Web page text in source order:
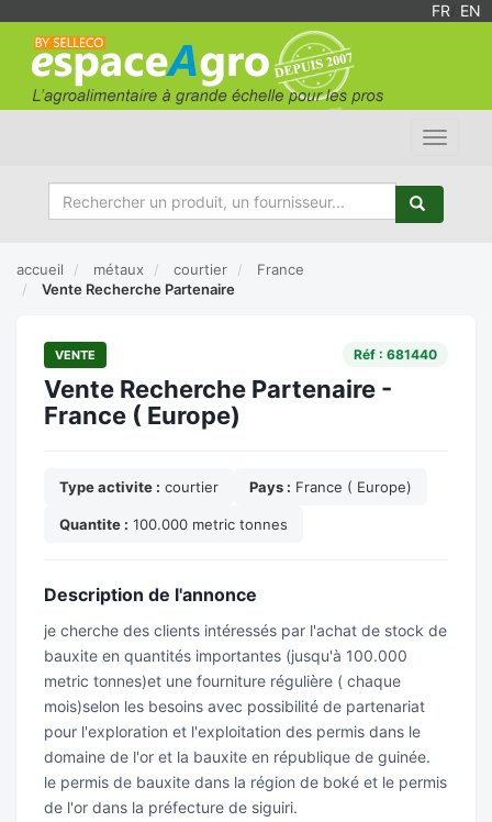
FR EN
Toggle
accueil métaux courtier
France
Vente Recherche Partenaire
VENTE Réf : 681440
Vente Recherche Partenaire -
France ( Europe)
Type activite : courtier Pays : France ( Europe)
Quantite : 100.000 metric tonnes
Description de l'annonce
je cherche des clients intéressés par l'achat de stock de
bauxite en quantités importantes (jusqu'à 100.000
metric tonnes)et une fourniture régulière ( chaque
mois)selon les besoins avec possibilité de partenariat
pour l'exploration et l'exploitation des permis dans le
domaine de l'or et la bauxite en république de guinée.
le permis de bauxite dans la région de boké et le permis
de l'or dans la préfecture de siguiri.